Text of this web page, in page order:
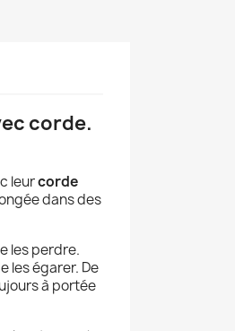
corde.
leurcorde
dans des
les perdre.
les égarer. De
à portée